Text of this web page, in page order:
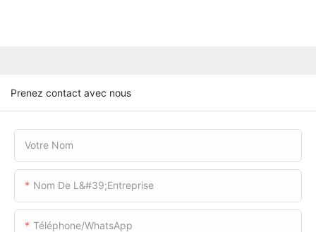
Prenez contact avec nous
Votre Nom
Nom De L&#39;entreprise
Téléphone/WhatsApp